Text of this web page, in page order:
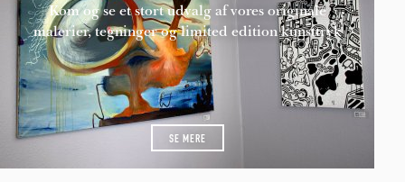
Kom og se et stort udvalg af vores originale
malerier, tegninger og limited edition kunsttryk
SE MERE